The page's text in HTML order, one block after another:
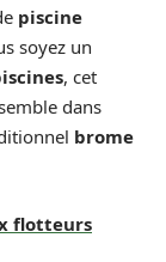
piscine
soyez un
, cet
dans
brome
flotteurs